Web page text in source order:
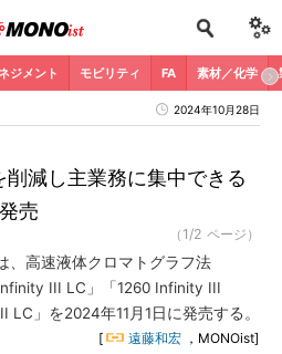
ジメント モビリティ FA 素材／化学
2024年10月28日
減し主業務に集中できる
売
（1/2 ページ）
、高速液体クロマトグラフ法
III LC」「1260 Infinity III
」を2024年11月1日に発売する。
[ 遠藤和宏 ，MONOist]